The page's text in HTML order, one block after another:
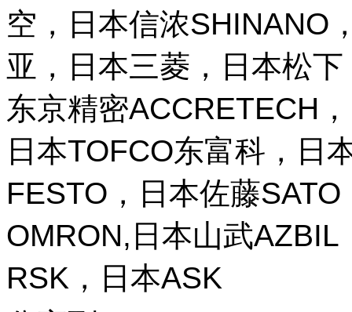
空，日本信浓SHINANO
亚，日本三菱，日本松
东京精密ACCRETECH
日本TOFCO东富科，日
FESTO，日本佐藤
OMRON,日本山武
RSK，日本ASK